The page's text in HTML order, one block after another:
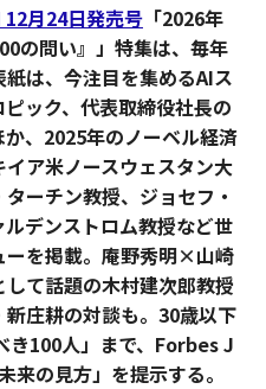
月24日発売号「2026年
の問い』」特集は、毎年
は、今注目を集めるAIス
ック、代表取締役社長の
、2025年のノーベル経済
ア米ノースウェスタン大
ーチン教授、ジョセフ・
デンストロム教授など世
ーを掲載。庵野秀明×山崎
て話題の木村建次郎教授
庄耕の対談も。30歳以下
100人」まで、Forbes J
来の見方」を提示する。